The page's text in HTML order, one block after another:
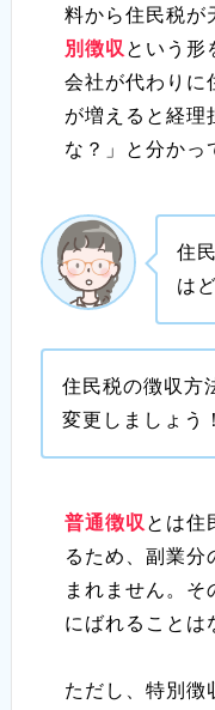
料から住民税が
別徴収 という形
会社が代わりに
が増えると経理
な？」と分かっ
住
は
住民税の徴収方
変更しましょう！
普通徴収 とは住
るため、副業分
まれません。そ
にばれることは
ただし、特別徴